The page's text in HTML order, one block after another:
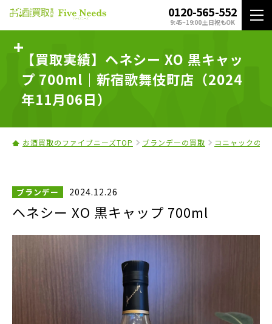
0120-565-552
9:45~19:00 土日祝もOK
【買取実績】ヘネシー XO 黒キャッ
プ 700ml｜新宿歌舞伎町店（2024
年11月06日）
お酒買取のファイブニーズTOP ブランデーの買取 コニャックの買
ブランデー 2024.12.26
ヘネシー XO 黒キャップ 700ml